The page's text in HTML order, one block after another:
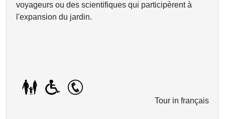
voyageurs ou des scientifiques qui participèrent à
l'expansion du jardin.
Tour in français